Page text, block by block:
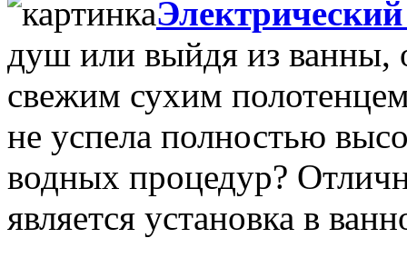
душ или выйдя из ванны,
свежим сухим
не успела полностью
водных процедур?
является установка в